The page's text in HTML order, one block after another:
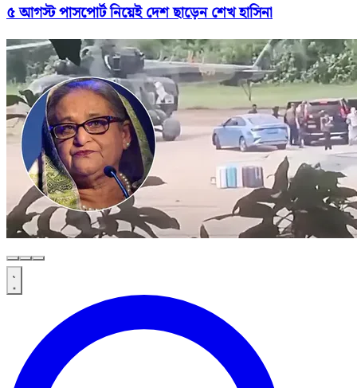
৫ আগস্ট পাসপোর্ট নিয়েই দেশ ছাড়েন শেখ হাসিনা